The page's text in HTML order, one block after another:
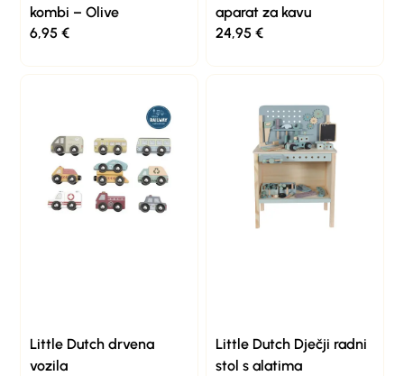
kombi – Olive
6,95€
aparat za kavu
24,95 €
Little Dutch drvena
vozila
Little Dutch Dječji radni
stol s alatima